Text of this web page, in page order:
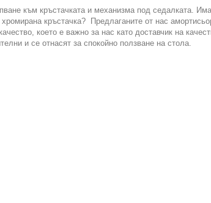
към кръстачката и механизма под седалката.
кръстачка? Предлаганите от нас
което е важно за нас като доставчик на
и се отнасят за спокойно ползване на стола.